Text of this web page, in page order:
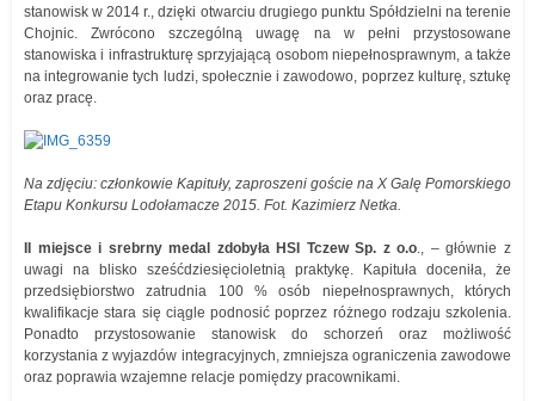
stanowisk w 2014 r., dzięki otwarciu drugiego punktu Spółdzielni na terenie
Chojnic. Zwrócono szczególną uwagę na w pełni przystosowane
stanowiska i infrastrukturę sprzyjającą osobom niepełnosprawnym, a także
na integrowanie tych ludzi, społecznie i zawodowo, poprzez kulturę, sztukę
oraz pracę.
Na zdjęciu: członkowie Kapituły, zaproszeni goście na X Galę Pomorskiego
Etapu Konkursu Lodołamacze 2015. Fot. Kazimierz Netka.
II miejsce i srebrny medal zdobyła HSI Tczew Sp. z o.o., – głównie z
uwagi na blisko sześćdziesięcioletnią praktykę. Kapituła doceniła, że
przedsiębiorstwo zatrudnia 100 % osób niepełnosprawnych, których
kwalifikacje stara się ciągle podnosić poprzez różnego rodzaju szkolenia.
Ponadto przystosowanie stanowisk do schorzeń oraz możliwość
korzystania z wyjazdów integracyjnych, zmniejsza ograniczenia zawodowe
oraz poprawia wzajemne relacje pomiędzy pracownikami.